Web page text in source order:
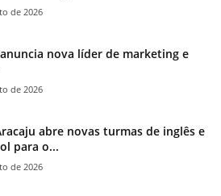
de 2026
nova líder de marketing e
de 2026
abre novas turmas de inglês e
para o...
de 2026